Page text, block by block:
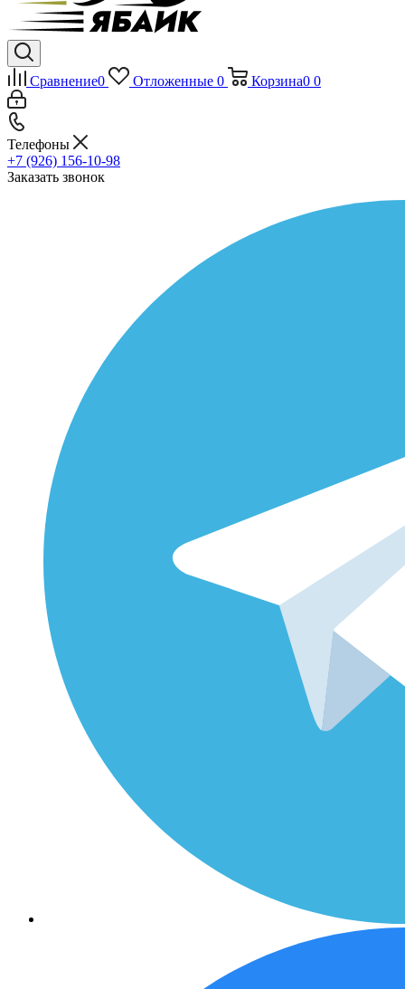
Сравнение0 Отложенные 0 Корзина0 0
Телефоны
+7 (926) 156-10-98
Заказать звонок